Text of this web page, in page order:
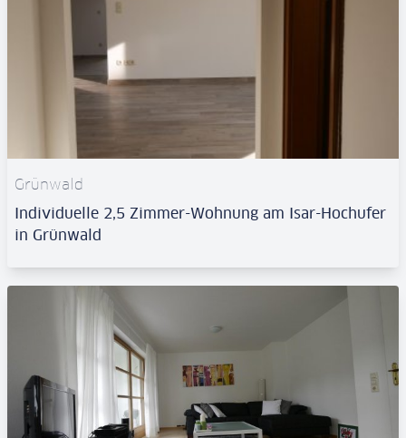
Grünwald
Individuelle 2,5 Zimmer-Wohnung am Isar-Hochufer
in Grünwald